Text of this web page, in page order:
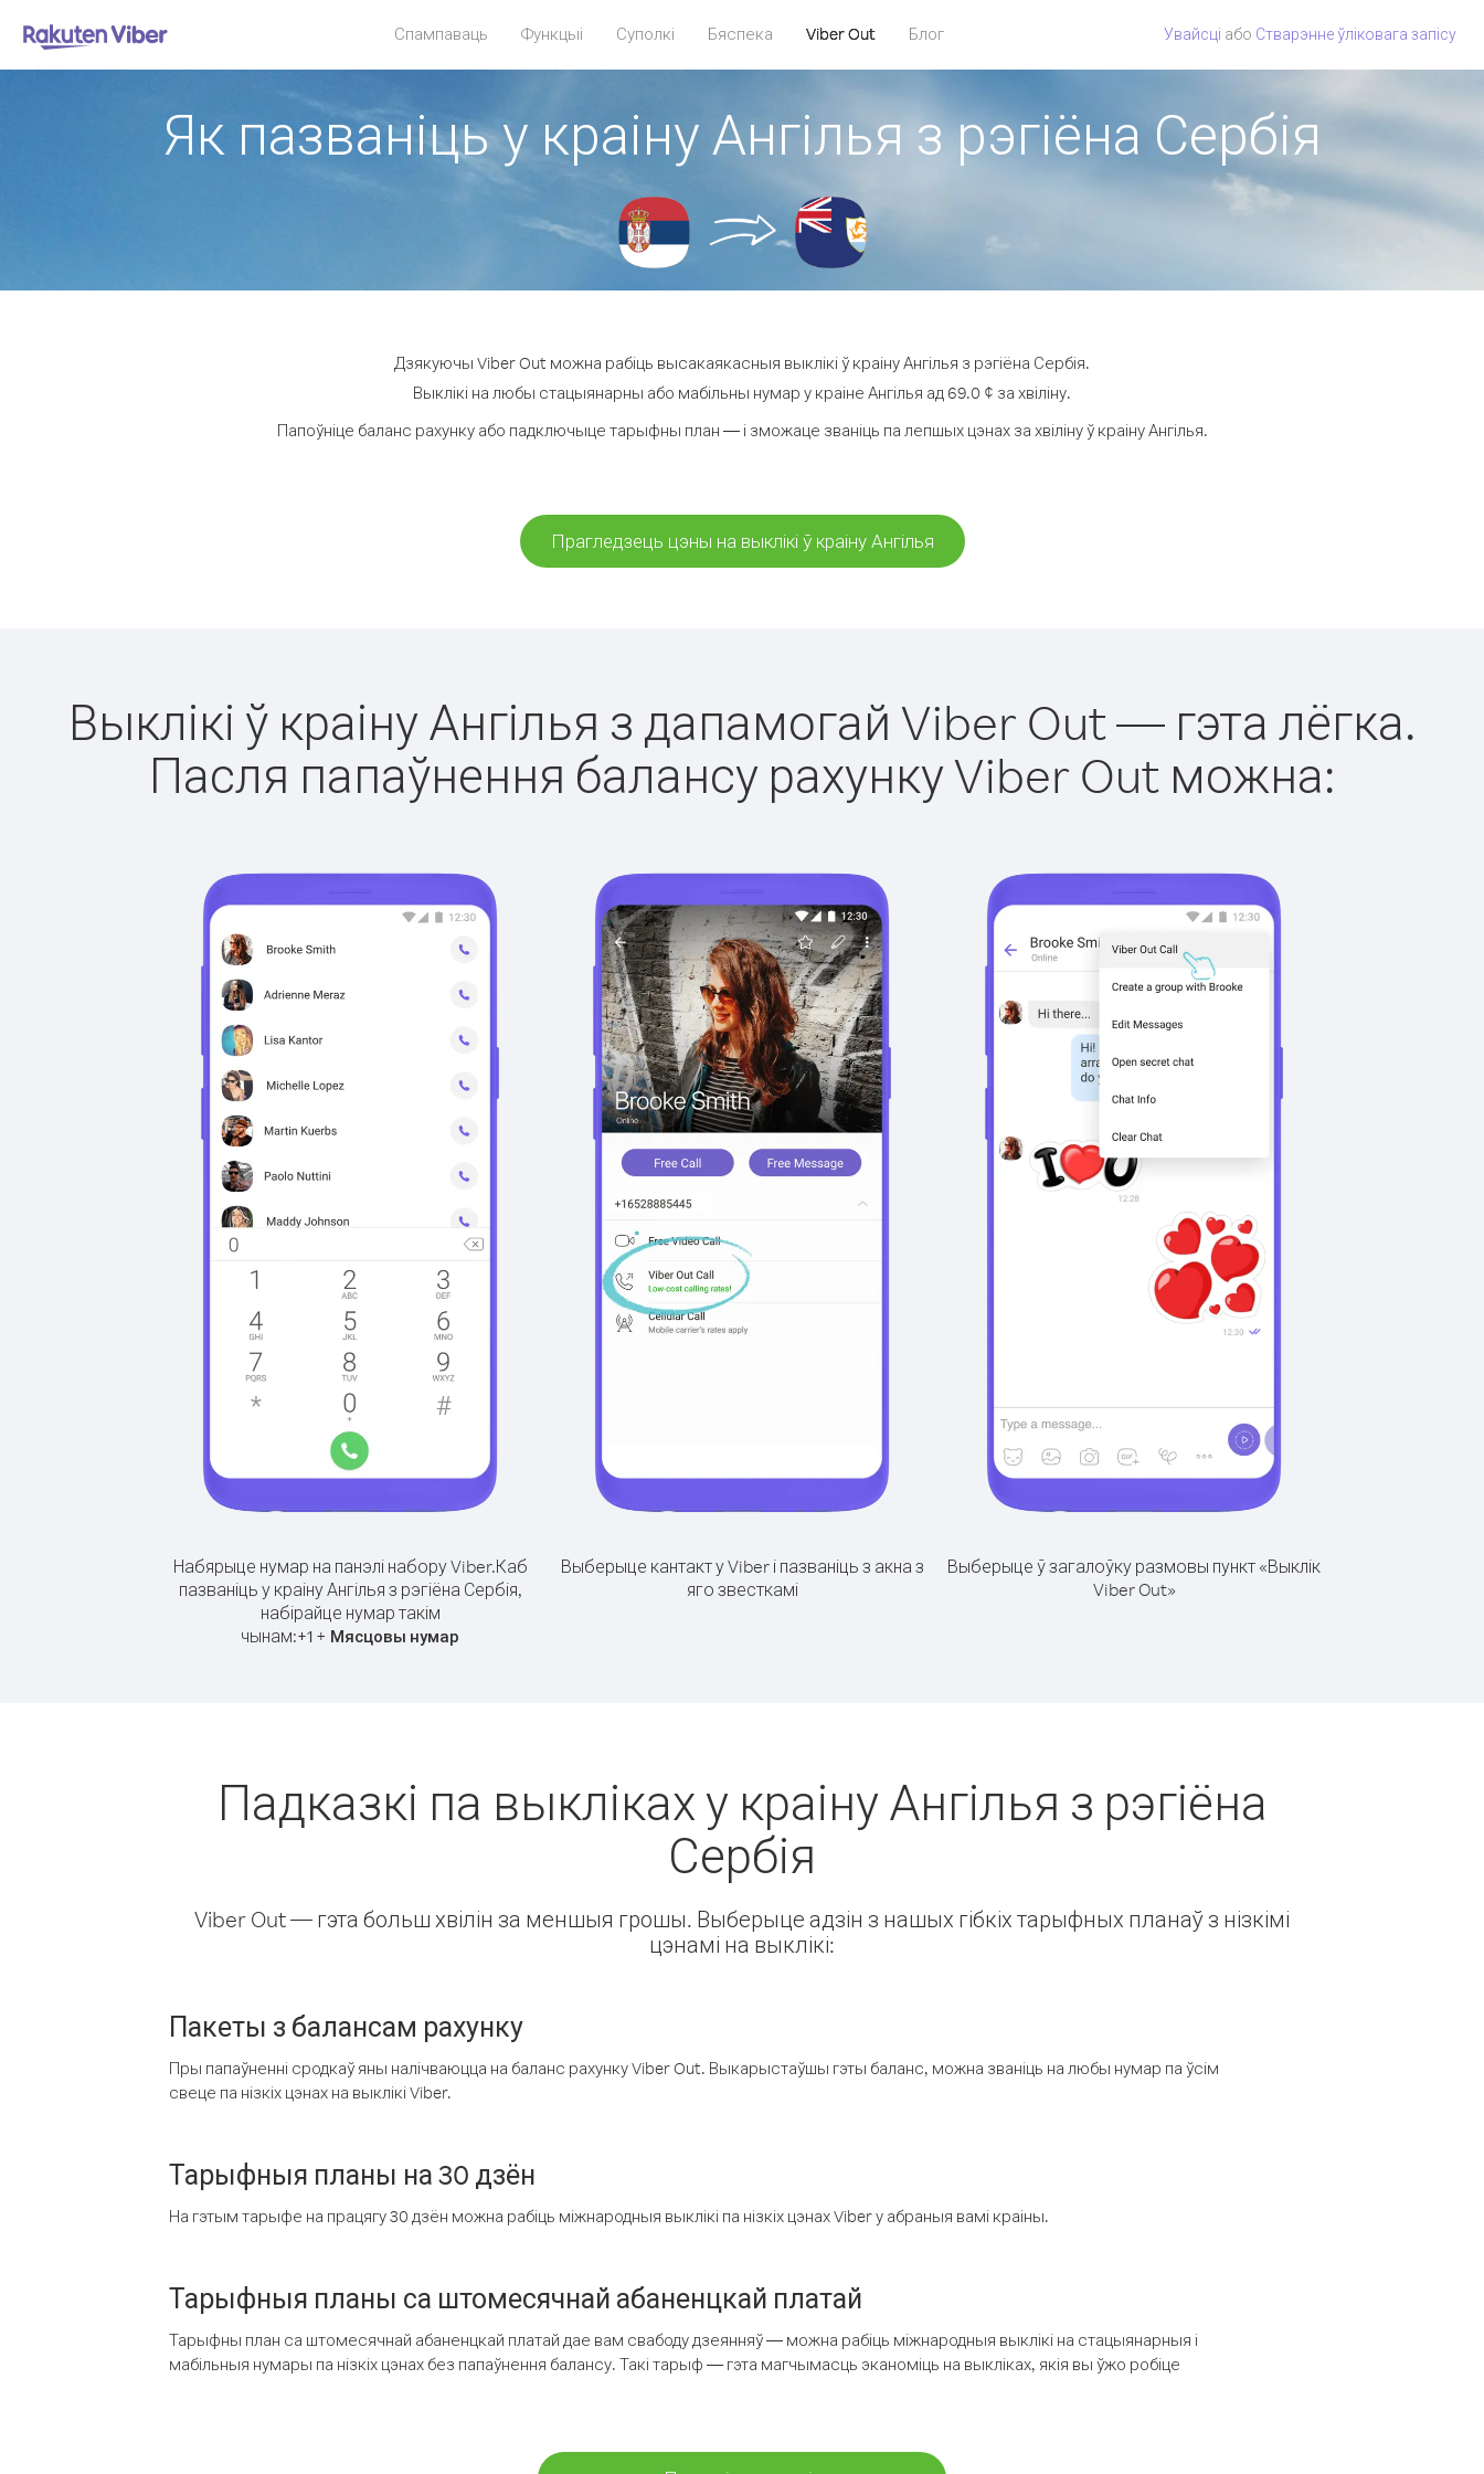
Спампаваць Функцыі Суполкі Бяспека Viber Out Блог Увайсці або Стварэнне ўліковага запісу
Як пазваніць у краіну Ангілья з рэгіёна Сербія
Дзякуючы Viber Out можна рабіць высакаякасныя выклікі ў краіну Ангілья з рэгіёна Сербія.
Выклікі на любы стацыянарны або мабільны нумар у краіне Ангілья ад 69.0 ¢ за хвіліну.
Папоўніце баланс рахунку або падключыце тарыфны план — і зможаце званіць па лепшых цэнах за хвіліну ў краіну Ангілья.
Прагледзець цэны на выклікі ў краіну Ангілья
Выклікі ў краіну Ангілья з дапамогай Viber Out — гэта лёгка.
Пасля папаўнення балансу рахунку Viber Out можна:
Набярыце нумар на панэлі набору Viber.Каб
пазваніць у краіну Ангілья з рэгіёна Сербія,
набірайце нумар такім
чынам:+1 + Мясцовы нумар
Выберыце кантакт у Viber і пазваніць з акна з
яго звесткамі
Выберыце ў загалоўку размовы пункт «Выклік
Viber Out»
Падказкі па выкліках у краіну Ангілья з рэгіёна
Сербія
Viber Out — гэта больш хвілін за меншыя грошы. Выберыце адзін з нашых гібкіх тарыфных планаў з нізкімі
цэнамі на выклікі:
Пакеты з балансам рахунку
Пры папаўненні сродкаў яны налічваюцца на баланс рахунку Viber Out. Выкарыстаўшы гэты баланс, можна званіць на любы нумар па ўсім
свеце па нізкіх цэнах на выклікі Viber.
Тарыфныя планы на 30 дзён
На гэтым тарыфе на працягу 30 дзён можна рабіць міжнародныя выклікі па нізкіх цэнах Viber у абраныя вамі краіны.
Тарыфныя планы са штомесячнай абаненцкай платай
Тарыфны план са штомесячнай абаненцкай платай дае вам свабоду дзеянняў — можна рабіць міжнародныя выклікі на стацыянарныя і
мабільныя нумары па нізкіх цэнах без папаўнення балансу. Такі тарыф — гэта магчымасць эканоміць на выкліках, якія вы ўжо робіце